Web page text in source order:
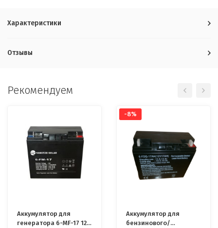
Характеристики
Отзывы
Рекомендуем
Аккумулятор для
генератора 6-MF-17 12v
-8%
Aккумулятор для
бензинового/